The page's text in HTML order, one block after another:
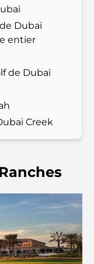
Dubai Hills : le
gastronomiques
de
construites : la
: un guide
Dubaï
entier
de Dubaï
Creek